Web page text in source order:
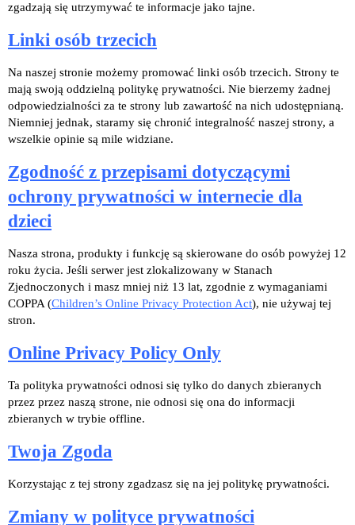
zgadzają się utrzymywać te informacje jako tajne.
Linki osób trzecich
Na naszej stronie możemy promować linki osób trzecich. Strony te
mają swoją oddzielną politykę prywatności. Nie bierzemy żadnej
odpowiedzialności za te strony lub zawartość na nich udostępnianą.
Niemniej jednak, staramy się chronić integralność naszej strony, a
wszelkie opinie są mile widziane.
Zgodność z przepisami dotyczącymi
ochrony prywatności w internecie dla
dzieci
Nasza strona, produkty i funkcję są skierowane do osób powyżej 12
roku życia. Jeśli serwer jest zlokalizowany w Stanach
Zjednoczonych i masz mniej niż 13 lat, zgodnie z wymaganiami
COPPA (Children’s Online Privacy Protection Act), nie używaj tej
stron.
Online Privacy Policy Only
Ta polityka prywatności odnosi się tylko do danych zbieranych
przez przez naszą strone, nie odnosi się ona do informacji
zbieranych w trybie offline.
Twoja Zgoda
Korzystając z tej strony zgadzasz się na jej politykę prywatności.
Zmiany w polityce prywatności